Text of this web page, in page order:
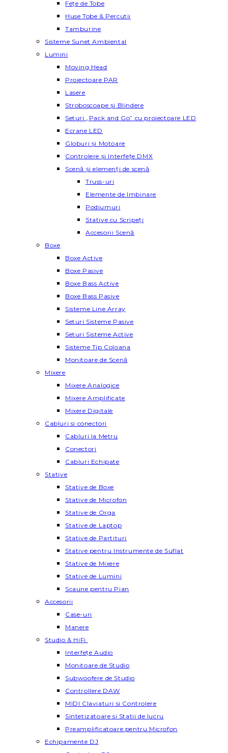
Fețe de Tobe
Huse Tobe & Percutii
Tamburine
Sisteme Sunet Ambiental
Lumini
Moving Head
Proiectoare PAR
Lasere
Stroboscoape și Blindere
Seturi „Pack and Go” cu proiectoare LED
Ecrane LED
Globuri și Motoare
Controlere și Interfețe DMX
Scenă și elemenți de scenă
Truss-uri
Elemente de Imbinare
Podiumuri
Stative cu Scripeți
Accesorii Scenă
Boxe
Boxe Active
Boxe Pasive
Boxe Bass Active
Boxe Bass Pasive
Sisteme Line Array
Seturi Sisteme Pasive
Seturi Sisteme Active
Sisteme Tip Coloana
Monitoare de Scenă
Mixere
Mixere Analogice
Mixere Amplificate
Mixere Digitale
Cabluri si conectori
Cabluri la Metru
Conectori
Cabluri Echipate
Stative
Stative de Boxe
Stative de Microfon
Stative de Orga
Stative de Laptop
Stative de Partituri
Stative pentru Instrumente de Suflat
Stative de Mixere
Stative de Lumini
Scaune pentru Pian
Accesorii
Case-uri
Manere
Studio & HiFi
Interfețe Audio
Monitoare de Studio
Subwoofere de Studio
Controllere DAW
MIDI Claviaturi si Controlere
Sintetizatoare si Statii de lucru
Preamplificatoare pentru Microfon
Echipamente DJ